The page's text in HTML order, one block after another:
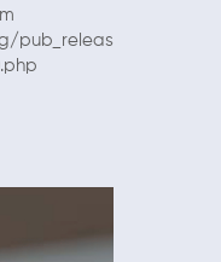
pub_releas